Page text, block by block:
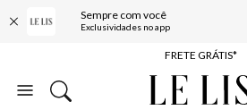
Sempre com você
Exclusividades no appENTREGA EXPRESSA*
FRETE GRÁTIS*
BAIXE O APP